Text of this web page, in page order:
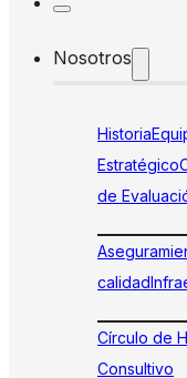
Nosotros
Historia
Estratégico
de
calidad
Círculo de
Consultivo